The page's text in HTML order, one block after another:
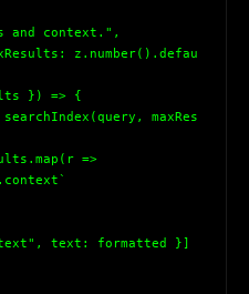
context.",
z.number().defau
} ) => {
maxRes
=>
`
text: formatted }]